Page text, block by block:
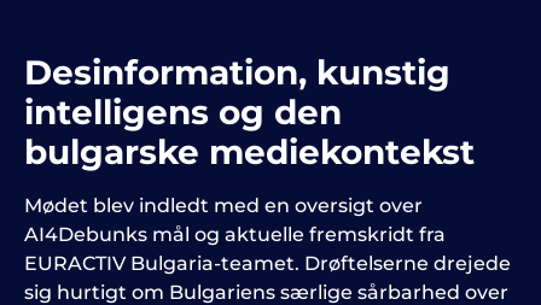
Desinformation, kunstig
intelligens og den
bulgarske mediekontekst
Mødet blev indledt med en oversigt over
AI4Debunks mål og aktuelle fremskridt fra
EURACTIV Bulgaria-teamet. Drøftelserne drejede
sig hurtigt om Bulgariens særlige sårbarhed over